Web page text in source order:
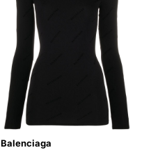
Balenciaga